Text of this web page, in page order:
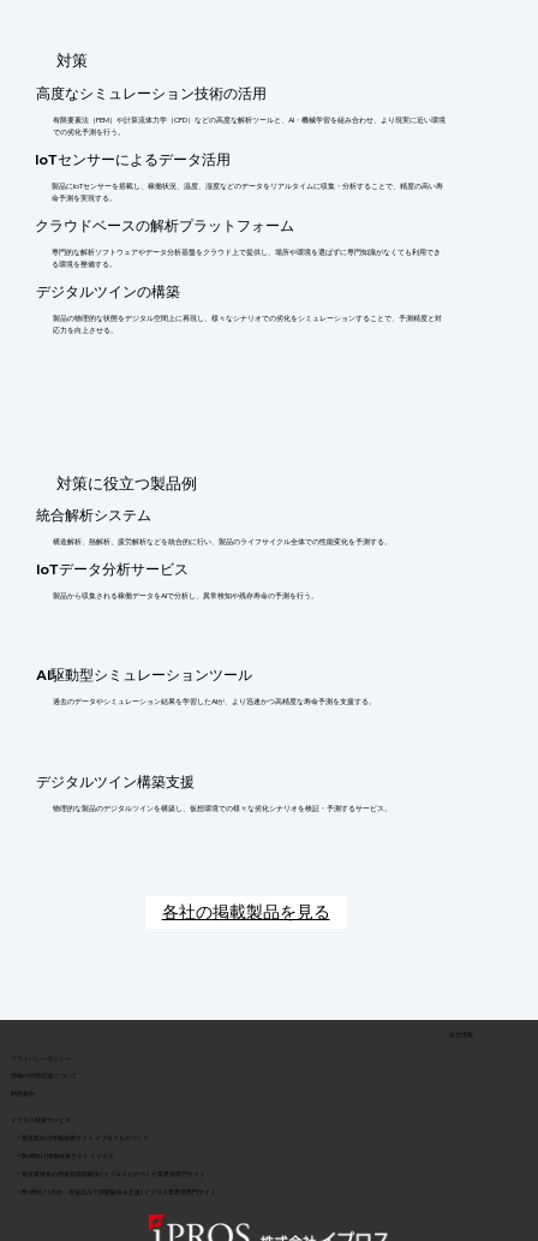
​対策
高度なシミュレーション技術の活用
有限要素法（FEM）や計算流体力学（CFD）などの高度な解析ツールと、AI・機械学習を組み合わせ、より現実に近い環境
での劣化予測を行う。
IoTセンサーによるデータ活用
製品にIoTセンサーを搭載し、稼働状況、温度、湿度などのデータをリアルタイムに収集・分析することで、精度の高い寿
命予測を実現する。
クラウドベースの解析プラットフォーム
専門的な解析ソフトウェアやデータ分析基盤をクラウド上で提供し、場所や環境を選ばずに専門知識がなくても利用でき
る環境を整備する。
デジタルツインの構築
製品の物理的な状態をデジタル空間上に再現し、様々なシナリオでの劣化をシミュレーションすることで、予測精度と対
応力を向上させる。
​対策に役立つ製品例
統合解析システム
構造解析、熱解析、疲労解析などを統合的に行い、製品のライフサイクル全体での性能変化を予測する。
IoTデータ分析サービス
製品から収集される稼働データをAIで分析し、異常検知や残存寿命の予測を行う。
AI駆動型シミュレーションツール
過去のデータやシミュレーション結果を学習したAIが、より迅速かつ高精度な寿命予測を支援する。
デジタルツイン構築支援
物理的な製品のデジタルツインを構築し、仮想環境での様々な劣化シナリオを検証・予測するサービス。
各社の掲載製品を見る
​情報の外部伝達について
会社情報
イプロス関連サービス
> 製造業向け情報検索サイト イプロスものづくり
> BtoB向け | 目的・用途起点で課題解決を支援 | イプロス業界別専門サイト
> BtoB向け情報検索サイト イプロス
> 製造業特化の用途別課題解決 | イプロスものづくり業界別専門サイト